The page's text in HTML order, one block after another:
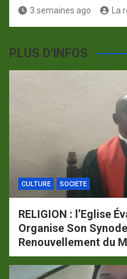
3 semaines ago La
PLUS D'INFOS
CULTURE SOCIETE
RELIGION : l’Eglise
Organise Son
Renouvellement du